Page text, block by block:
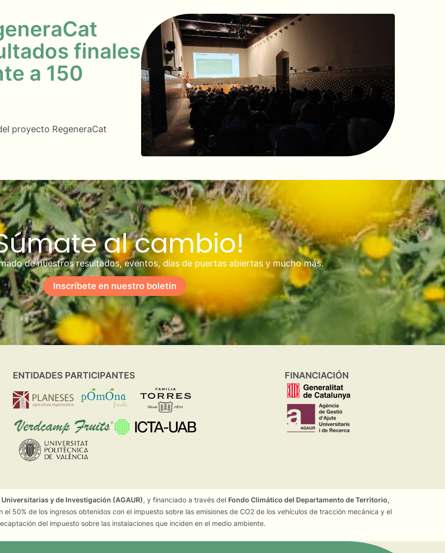
finales
a 150
proyecto RegeneraCat
al cambio!
de nuestros resultados, eventos, días de puertas abiertas y mucho más.
Inscríbete en nuestro boletín
ENTIDADES PARTICIPANTES FINANCIACIÓN
y de Investigación (AGAUR), y financiado a través del Fondo Climático del Departamento de Territorio,
el 50% de los ingresos obtenidos con el impuesto sobre las emisiones de CO2 de los vehículos de tracción mecánica y el
del impuesto sobre las instalaciones que inciden en el medio ambiente.